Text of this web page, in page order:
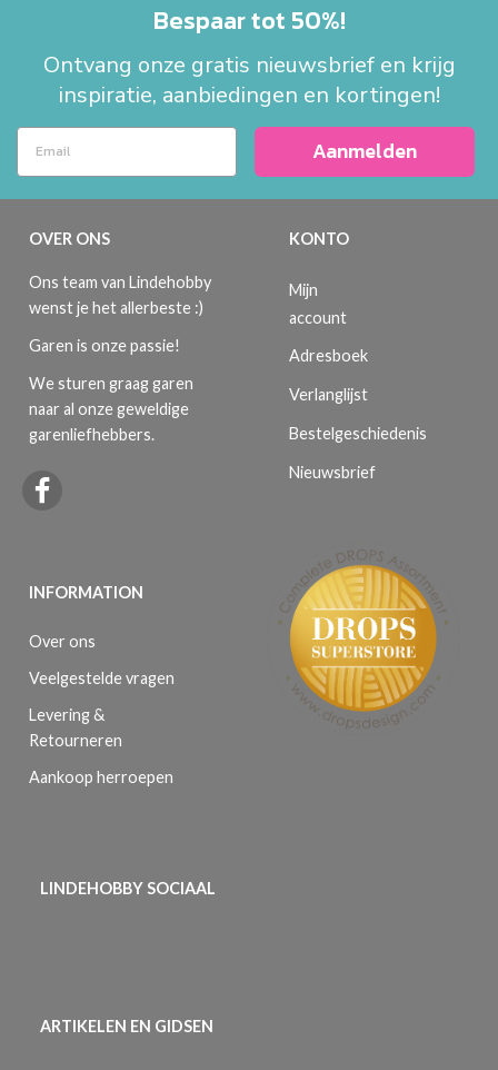
Bespaar tot 50%!
Ontvang onze gratis nieuwsbrief en krijg
inspiratie, aanbiedingen en kortingen!
Aanmelden
OVER ONS
Ons team van Lindehobby
wenst je het allerbeste :)
Garen is onze passie!
We sturen graag garen
naar al onze geweldige
garenliefhebbers.
INFORMATION
Over ons
Veelgestelde vragen
Levering &
Retourneren
Aankoop herroepen
KONTO
Mijn
account
Adresboek
Verlanglijst
Bestelgeschiedenis
Nieuwsbrief
LINDEHOBBY SOCIAAL
ARTIKELEN EN GIDSEN